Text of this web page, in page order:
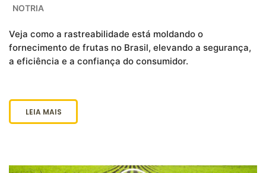
NOTRIA
Veja como a rastreabilidade está moldando o
fornecimento de frutas no Brasil, elevando a segurança,
a eficiência e a confiança do consumidor.
LEIA MAIS